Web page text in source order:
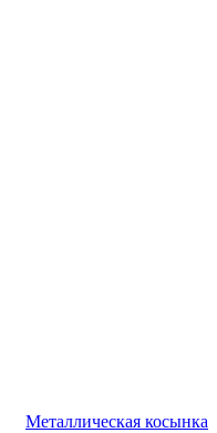
Металлическая косынка